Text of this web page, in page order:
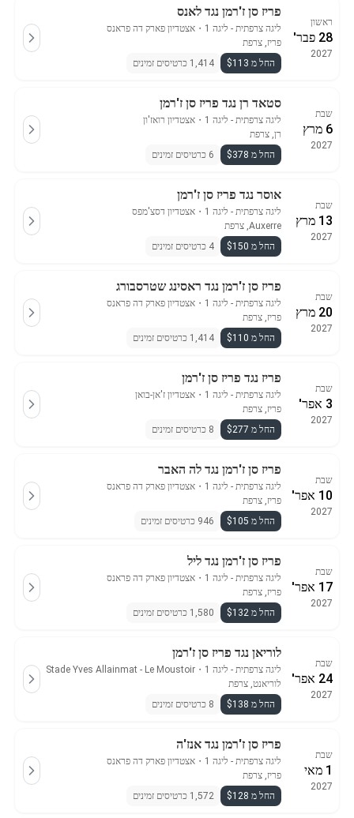
ראשון
28 פבר'
2027
פריז סן ז'רמן נגד לאנס
ליגה צרפתית - ליגה 1 ・ אצטדיון פארק דה פראנס
פריז, צרפת
החל מ $113
1,414 כרטיסים זמינים
שבת
6 מרץ
2027
סטאד רן נגד פריז סן ז'רמן
ליגה צרפתית - ליגה 1 ・ אצטדיון רואז'ון
רן, צרפת
החל מ $378
6 כרטיסים זמינים
שבת
13 מרץ
2027
אוסר נגד פריז סן ז'רמן
ליגה צרפתית - ליגה 1 ・ אצטדיון דסצ'מפס
Auxerre, צרפת
החל מ $150
4 כרטיסים זמינים
שבת
20 מרץ
2027
פריז סן ז'רמן נגד ראסינג שטרסבורג
ליגה צרפתית - ליגה 1 ・ אצטדיון פארק דה פראנס
פריז, צרפת
החל מ $110
1,414 כרטיסים זמינים
שבת
3 אפר'
2027
פריז נגד פריז סן ז'רמן
ליגה צרפתית - ליגה 1 ・ אצטדיון ז'אן-בואן
פריז, צרפת
החל מ $277
8 כרטיסים זמינים
שבת
10 אפר'
2027
פריז סן ז'רמן נגד לה האבר
ליגה צרפתית - ליגה 1 ・ אצטדיון פארק דה פראנס
פריז, צרפת
החל מ $105
946 כרטיסים זמינים
שבת
17 אפר'
2027
פריז סן ז'רמן נגד ליל
ליגה צרפתית - ליגה 1 ・ אצטדיון פארק דה פראנס
פריז, צרפת
החל מ $132
1,580 כרטיסים זמינים
שבת
24 אפר'
2027
לוריאן נגד פריז סן ז'רמן
ליגה צרפתית - ליגה 1 ・
Stade Yves Allainmat - Le Moustoir
לוריאנט, צרפת
החל מ $138
8 כרטיסים זמינים
שבת
1 מאי
2027
פריז סן ז'רמן נגד אנז'ה
ליגה צרפתית - ליגה 1 ・ אצטדיון פארק דה פראנס
פריז, צרפת
החל מ $128
1,572 כרטיסים זמינים